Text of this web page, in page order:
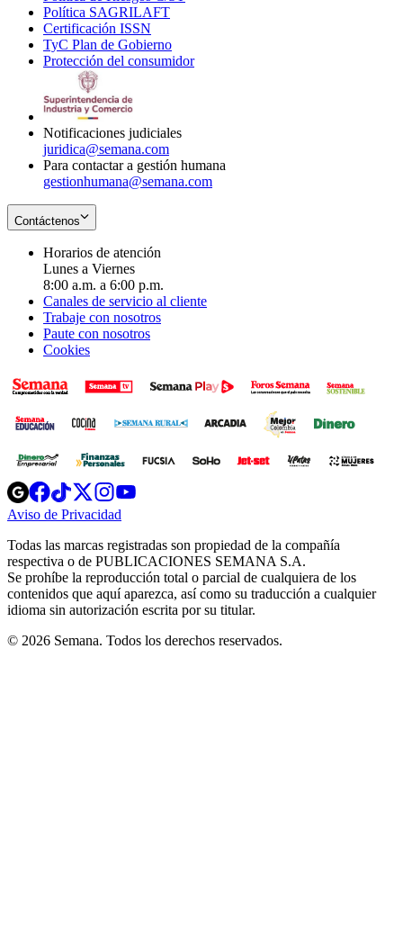
Política SAGRILAFT
new
window
Certificación ISSN
in
new
TyC Plan de Gobierno
in
Protección del consumidorOpens
Notificaciones judiciales
juridica@semana.com
Para contactar a gestión humana
gestionhumana@semana.com
Contáctenos
Horarios de atención
Lunes a Viernes
8:00 a.m. a 6:00 p.m.
Canales de servicio al cliente
Trabaje con nosotros
Paute con nosotros
Cookies
Opens
in
new
Opens
in
new
Opens
in
new
window
Opens
new
windowwindow
Aviso de Privacidad
new
window
Todas las marcas registradas son propiedad de la compañía
respectiva o de PUBLICACIONES SEMANA S.A.
Se prohíbe la reproducción total o parcial de cualquiera de los
contenidos que aquí aparezca, así como su traducción a cualquier
idioma sin autorización escrita por su titular.
© 2026 Semana. Todos los derechos reservados.